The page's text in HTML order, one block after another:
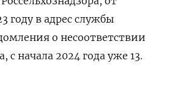
году в адрес службы
о несоответствии
с начала 2024 года уже 13.